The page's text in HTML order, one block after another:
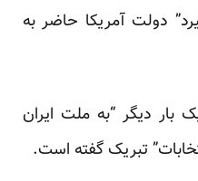
دولت آمریکا حاضر به
بار دیگر “به ملت ایران
تبریک گفته است.